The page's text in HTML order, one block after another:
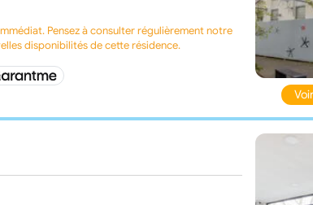
Pensez à consulter régulièrement notre
disponibilités de cette résidence.